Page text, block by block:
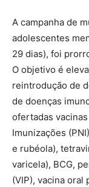
A campanha de
adolescentes
29 dias), foi
O objetivo é
reintrodução de
de doenças
ofertadas
Imunizações
e rubéola),
varicela), BCG,
(VIP), vacina oral